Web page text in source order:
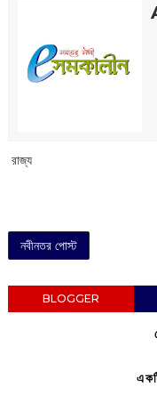
‌ রাজ্য
নবীনতর পোস্ট
BLOGGER